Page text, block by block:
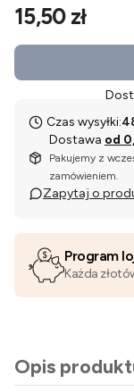
Cena
15,50 zł
Czas wysyłki:
Dostawa od
Pakujemy z
zamówieniem.
Zapytaj o
Program
Każda
Opis